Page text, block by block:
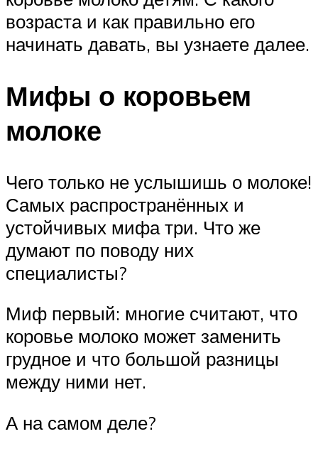
возраста и как правильно его
начинать давать, вы узнаете далее.
Мифы о коровьем
молоке
Чего только не услышишь о молоке!
Самых распространённых и
устойчивых мифа три. Что же
думают по поводу них
специалисты?
Миф первый: многие считают, что
коровье молоко может заменить
грудное и что большой разницы
между ними нет.
А на самом деле?